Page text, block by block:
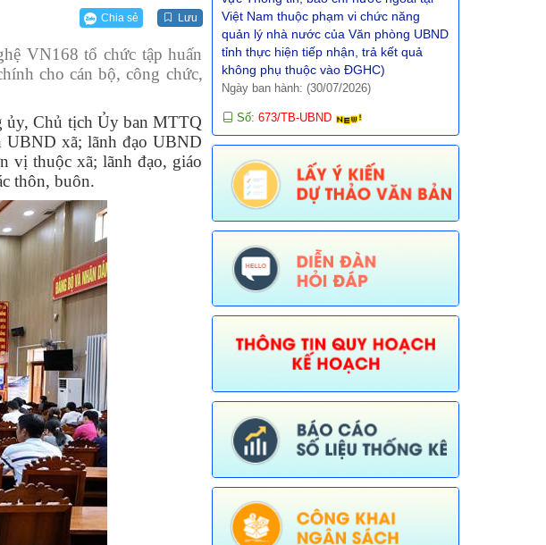
công:
Chia sẻ Lưu
VN168 tổ chức tập huấn
cho cán bộ, công chức,
ủy, Chủ tịch Ủy ban MTTQ
xã; lãnh đạo UBND
vị thuộc xã; lãnh đạo, giáo
thôn, buôn.
Số:673/TB-UBND
Tên:(Thông báo về việc công bố Danh
mục thủ tục hành chính được sửa đổi,
bổ sung trong lĩnh vực Phát thanh
phạm vi chức năng quản lý của Sở Văn
hóa, Thể thao và Du lịch)
Ngày ban hành: (30/07/2026)
Số: 674/TB-UBND
Tên:(Thông báo về việc công bố Danh
mục thủ tục hành chính được sửa đổi,
đường thủy nội địa thuộc phạm vi chức
năng quản lý của Sở Xây dựng)
Ngày ban hành: (30/07/2026)
Tên:(Thông báo về việc công bố Danh
mục thủ tục hành chính bị bãi bỏ trong
chức năng quản lý của Sở Nông nghiệp
và Môi trường)
Ngày ban hành: (30/07/2026)
Số:676/TB-UBND
tục hành chính nội bộ được sửa đổi, bổ
sung trong lĩnh vực đường thủy nội địa
thuộc phạm vi chức năng quản lý của